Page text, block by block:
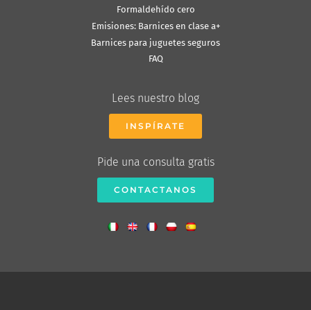
Formaldehído cero
Emisiones: Barnices en clase a+
Barnices para juguetes seguros
FAQ
Lees nuestro blog
INSPÍRATE
Pide una consulta gratis
CONTACTANOS